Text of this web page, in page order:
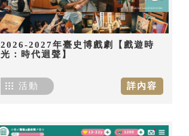
2026-2027年臺史博戲劇【戲遊時
光：時代迴聲】
詳內容
活動